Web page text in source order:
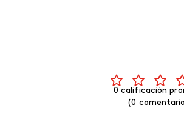
0 calificación
(0